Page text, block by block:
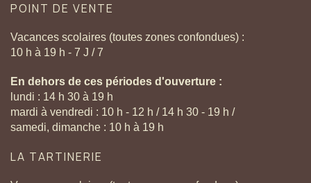
POINT DE VENTE
Vacances scolaires (toutes zones confondues) :
10 h à 19 h - 7 J / 7
En dehors de ces périodes d'ouverture :
lundi : 14 h 30 à 19 h
mardi à vendredi : 10 h - 12 h / 14 h 30 - 19 h /
samedi, dimanche : 10 h à 19 h
LA TARTINERIE